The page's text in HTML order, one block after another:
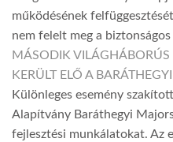
működésének
nem felelt meg a
MÁSODIK VILÁGHÁBORÚS
KERÜLT ELŐ A
Különleges esemény
Alapítvány Baráthegyi
fejlesztési munkálatokat. Az